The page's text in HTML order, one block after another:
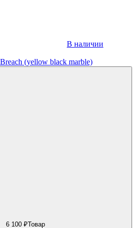
В наличии
Breach (yellow black marble)
6 100 ₽Товар